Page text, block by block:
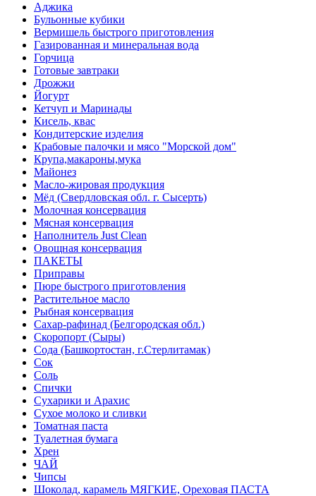
Аджика
Бульонные кубики
Вермишель быстрого приготовления
Газированная и минеральная вода
Горчица
Готовые завтраки
Дрожжи
Йогурт
Кетчуп и Маринады
Кисель, квас
Кондитерские изделия
Крабовые палочки и мясо "Морской дом"
Крупа,макароны,мука
Майонез
Масло-жировая продукция
Мёд (Свердловская обл. г. Сысерть)
Молочная консервация
Мясная консервация
Наполнитель Just Clean
Овощная консервация
ПАКЕТЫ
Приправы
Пюре быстрого приготовления
Растительное масло
Рыбная консервация
Сахар-рафинад (Белгородская обл.)
Скоропорт (Сыры)
Сода (Башкортостан, г.Стерлитамак)
Сок
Соль
Спички
Сухарики и Арахис
Сухое молоко и сливки
Томатная паста
Туалетная бумага
Хрен
ЧАЙ
Чипсы
Шоколад, карамель МЯГКИЕ, Ореховая ПАСТА